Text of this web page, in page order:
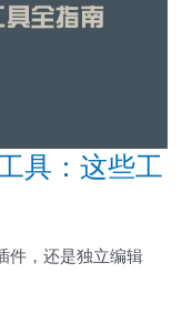
具：这些工
件，还是独立编辑